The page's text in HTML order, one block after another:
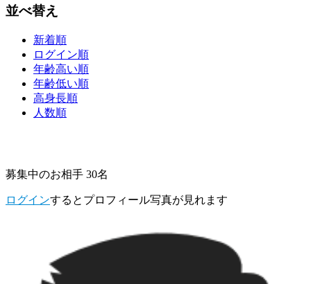
並べ替え
新着順
ログイン順
年齢高い順
年齢低い順
高身長順
人数順
募集中のお相手 30名
ログインするとプロフィール写真が見れます